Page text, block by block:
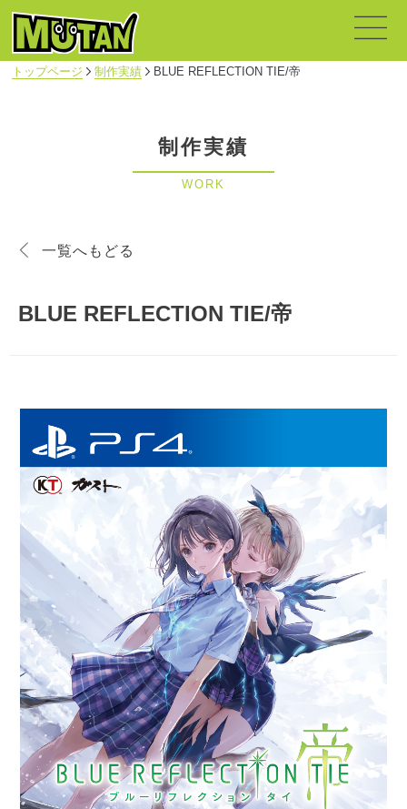
トップページ 制作実績 BLUE REFLECTION TIE/帝
制作実績
WORK
一覧へもどる
BLUE REFLECTION TIE/帝